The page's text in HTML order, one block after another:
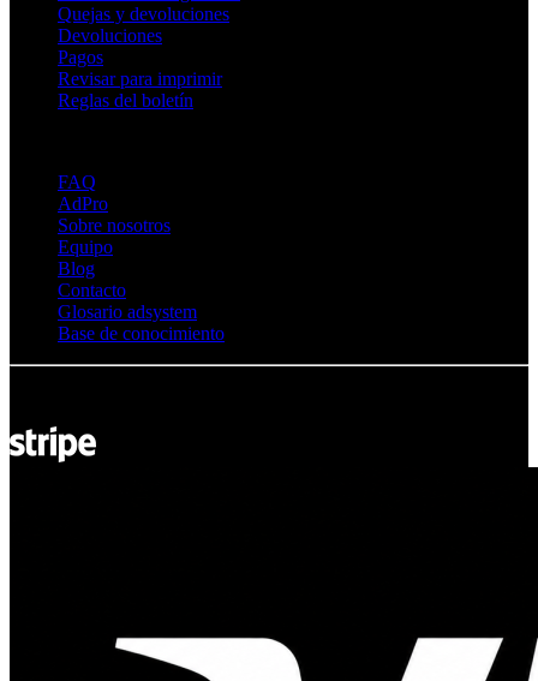
Quejas y devoluciones
Devoluciones
Pagos
Revisar para imprimir
Reglas del boletín
FAQ
AdPro
Sobre nosotros
Equipo
Blog
Contacto
Glosario adsystem
Base de conocimiento